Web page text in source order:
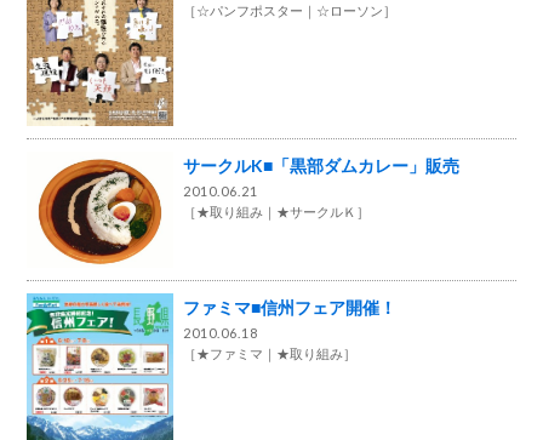
［☆パンフポスター ☆ローソン］
サークルK■「黒部ダムカレー」販売
2010.06.21
［★取り組み ★サークルＫ ］
ファミマ■信州フェア開催！
2010.06.18
［★ファミマ ★取り組み］